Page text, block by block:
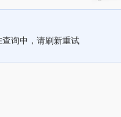
查询中，请刷新重试